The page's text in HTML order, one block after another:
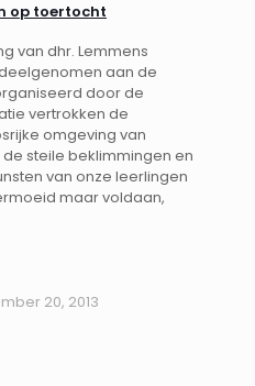
op toertocht
van dhr. Lemmens
aan de
door de
vertrokken de
omgeving van
steile beklimmingen en
van onze leerlingen
maar voldaan,
20, 2013